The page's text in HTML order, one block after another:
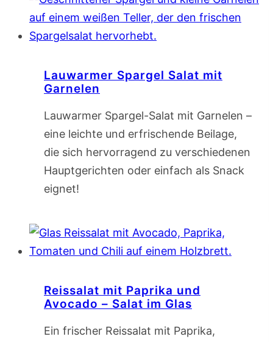
Lauwarmer Spargel Salat mit
Garnelen
Lauwarmer Spargel-Salat mit Garnelen –
eine leichte und erfrischende Beilage,
die sich hervorragend zu verschiedenen
Hauptgerichten oder einfach als Snack
eignet!
Reissalat mit Paprika und
Avocado – Salat im Glas
Ein frischer Reissalat mit Paprika,